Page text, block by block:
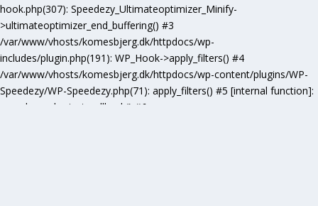
hook.php(307): Speedezy_Ultimateoptimizer_Minify-
>ultimateoptimizer_end_buffering() #3
/var/www/vhosts/komesbjerg.dk/httpdocs/wp-
includes/plugin.php(191): WP_Hook->apply_filters() #4
/var/www/vhosts/komesbjerg.dk/httpdocs/wp-content/plugins/WP-
Speedezy/WP-Speedezy.php(71): apply_filters() #5 [internal function]:
speedezy_ob_start_callback() #6